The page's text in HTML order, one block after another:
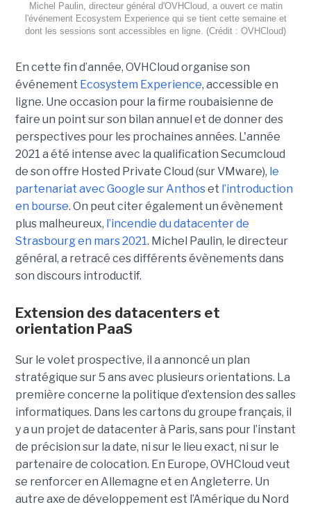
Michel Paulin, directeur général d'OVHCloud, a ouvert ce matin
l'événement Ecosystem Experience qui se tient cette semaine et
dont les sessions sont accessibles en ligne. (Crédit : OVHCloud)
En cette fin d’année, OVHCloud organise son
événement Ecosystem Experience, accessible en
ligne. Une occasion pour la firme roubaisienne de
faire un point sur son bilan annuel et de donner des
perspectives pour les prochaines années. L'année
2021 a été intense avec la qualification Secumcloud
de son offre Hosted Private Cloud (sur VMware), le
partenariat avec Google sur Anthoset l’introduction
en bourse. On peut citer également un évènement
plus malheureux, l’incendie du datacenter de
Strasbourg en mars 2021. Michel Paulin, le directeur
général, a retracé ces différents évènements dans
son discours introductif.
Extension des datacenters et
orientation PaaS
Sur le volet prospective, il a annoncé un plan
stratégique sur 5 ans avec plusieurs orientations. La
première concerne la politique d’extension des salles
informatiques. Dans les cartons du groupe français, il
y a un projet de datacenter à Paris, sans pour l’instant
de précision sur la date, ni sur le lieu exact, ni sur le
partenaire de colocation. En Europe, OVHCloud veut
se renforcer en Allemagne et en Angleterre. Un
autre axe de développement est l’Amérique du Nord